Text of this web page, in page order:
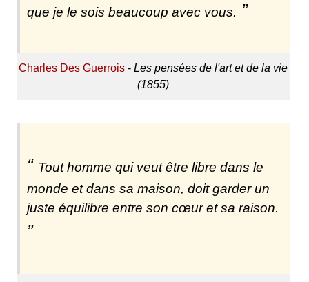
que je le sois beaucoup avec vous.
Charles Des Guerrois -Les pensées de l'art et de la vie
(1855)
Tout homme qui veut être libre dans le
monde et dans sa maison, doit garder un
juste équilibre entre son cœur et sa raison.